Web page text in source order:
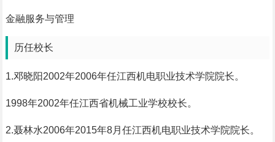
金融服务与管理
历任校长
1.邓晓阳2002年2006年任江西机电职业技术学院院长。
1998年2002年任江西省机械工业学校校长。
2.聂林水2006年2015年8月任江西机电职业技术学院院长。